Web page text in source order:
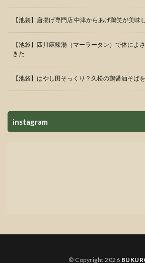
【池袋】唐揚げ専門店 中津からあげ鶏笑が美味
【池袋】四川麻辣湯（マーラータン）で体によ
きた
【池袋】はやし田そっくり？久松の鶏醤油そば
instagram
© Copyright 2026